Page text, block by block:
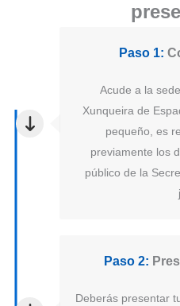
Paso 1:
Acude a la
Xunqueira de
pequeño, es
previamente los
público de la
Paso 2:
Deberás presentar